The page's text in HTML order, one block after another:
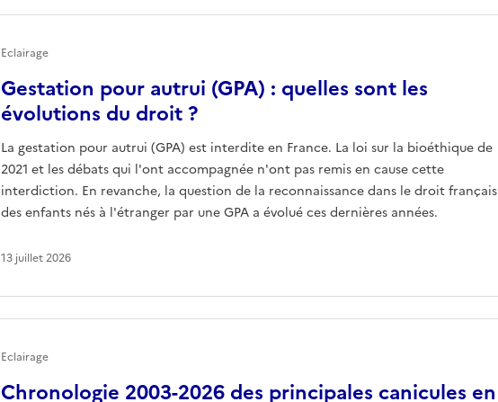
Gestation pour autrui (GPA) : quelles sont les
évolutions du droit ?
La gestation pour autrui (GPA) est interdite en France. La loi sur la bioéthique de
2021 et les débats qui l'ont accompagnée n'ont pas remis en cause cette
interdiction. En revanche, la question de la reconnaissance dans le droit français
des enfants nés à l'étranger par une GPA a évolué ces dernières années.
Eclairage
13 juillet 2026
Chronologie 2003-2026 des principales canicules en
Eclairage